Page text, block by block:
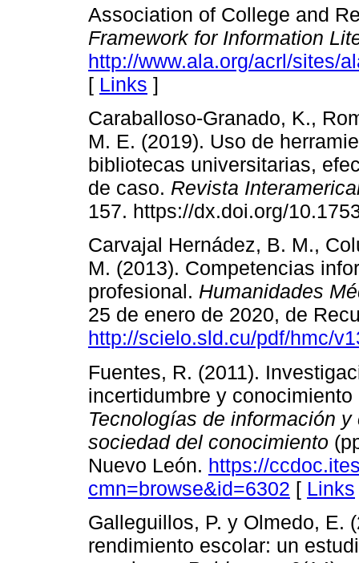
Association of College and
Framework for Information
http://www.ala.org/acrl/sites/
[ Links ]
Caraballoso-Granado, K.,
M. E. (2019). Uso de
bibliotecas universitarias,
de caso. Revista
157. https://dx.doi.org/
Carvajal Hernádez, B. M.,
M. (2013). Competencias
profesional. Humanidades
25 de enero de 2020, de
http://scielo.sld.cu/pdf/hmc/
Fuentes, R. (2011).
incertidumbre y
Tecnologías de información
sociedad del conocimiento
Nuevo León. https://
cmn=browse&id=6302 [ Links
Galleguillos, P. y Olmedo, E.
rendimiento escolar: un